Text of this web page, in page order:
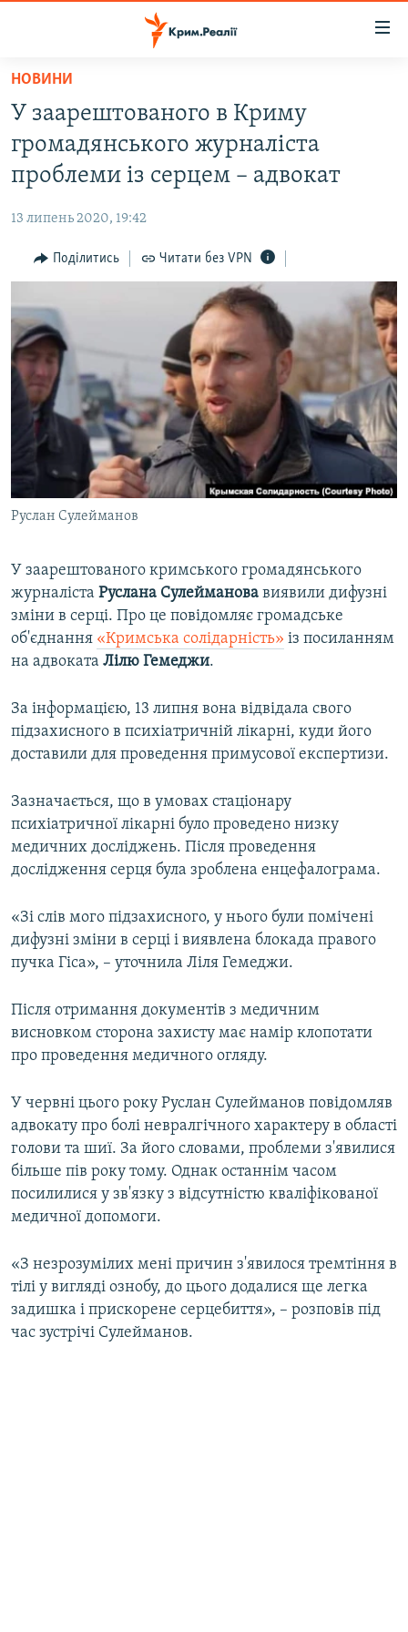
Перейти
основного
матеріалу
Перейти
до
основної
Перейти
до
ВОДА.КРИМ
ВІДЕО ТА ФОТО
БЛОГИ
ПОГЛЯД
ВСЕ ЗА ДЕНЬ
СПЕЦПРОЕКТИ
ДЕПОРТАЦІЯ
ВІДЕОУРОКИ «ELIFBE»
СВІДЧЕННЯ ОКУПАЦІЇ
УКРАЇНСЬКА ПРОБЛЕМА КРИМУ
ІНФОГРАФІКА
ЯК ОБІЙТИ БЛОКУВАННЯ
Русский
Qırımtatar
ДОЛУЧАЙСЯ!
Усі сайти RFE/RL
НОВИНИ
У заарештованого в Криму
громадянського журналіста
проблеми із серцем – адвокат
13 липень 2020, 19:42
Поділитись Читати без VPN
Руслан Сулейманов
У заарештованого кримського громадянського
журналіста Руслана Сулейманова виявили дифузні
зміни в серці. Про це повідомляє громадське
об'єднання «Кримська солідарність» із посиланням
на адвоката Лілю Гемеджи.
За інформацією, 13 липня вона відвідала свого
підзахисного в психіатричній лікарні, куди його
доставили для проведення примусової експертизи.
Зазначається, що в умовах стаціонару
психіатричної лікарні було проведено низку
медичних досліджень. Після проведення
дослідження серця була зроблена енцефалограма.
«Зі слів мого підзахисного, у нього були помічені
дифузні зміни в серці і виявлена блокада правого
пучка Гіса», – уточнила Ліля Гемеджи.
Після отримання документів з медичним
висновком сторона захисту має намір клопотати
про проведення медичного огляду.
У червні цього року Руслан Сулейманов повідомляв
адвокату про болі невралгічного характеру в області
голови та шиї. За його словами, проблеми з'явилися
більше пів року тому. Однак останнім часом
посилилися у зв'язку з відсутністю кваліфікованої
медичної допомоги.
«З незрозумілих мені причин з'явилося тремтіння в
тілі у вигляді ознобу, до цього додалися ще легка
задишка і прискорене серцебиття», – розповів під
час зустрічі Сулейманов.